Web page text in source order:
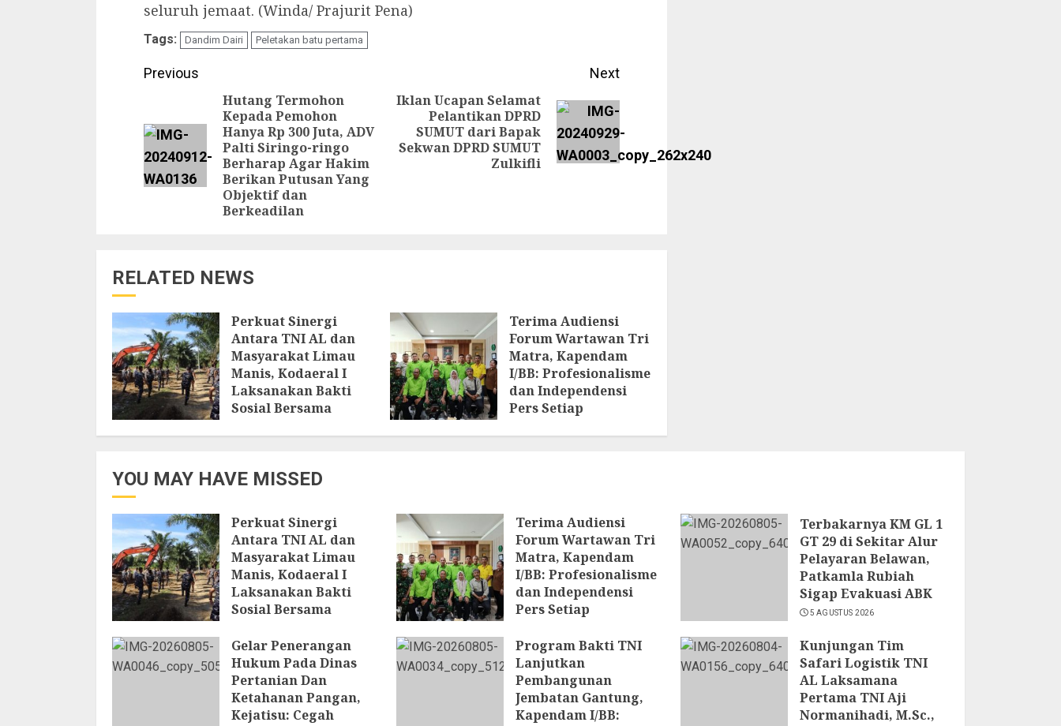
seluruh jemaat. (Winda/ Prajurit Pena)
Tags: Dandim Dairi Peletakan batu pertama
Continue
Previous
Previous
Hutang Termohon
Kepada Pemohon
Hanya Rp 300 Juta, ADV
Palti Siringo-ringo
Berharap Agar Hakim
Berikan Putusan Yang
Objektif dan
Berkeadilan
Next
post:
Iklan Ucapan Selamat
Pelantikan DPRD
SUMUT dari Bapak
Sekwan DPRD SUMUT
Zulkifli
RELATED NEWS
Perkuat Sinergi
Antara TNI AL dan
Masyarakat Limau
Manis, Kodaeral I
Laksanakan Bakti
Sosial Bersama
Terima Audiensi
Forum Wartawan Tri
Matra, Kapendam
I/BB: Profesionalisme
dan Independensi
Pers Setiap
YOU MAY HAVE MISSED
Perkuat Sinergi
Antara TNI AL dan
Masyarakat Limau
Manis, Kodaeral I
Laksanakan Bakti
Sosial Bersama
6 AGUSTUS 2026
Terima Audiensi
Forum Wartawan Tri
Matra, Kapendam
I/BB: Profesionalisme
dan Independensi
Pers Setiap
6 AGUSTUS 2026
Terbakarnya KM GL 1
GT 29 di Sekitar Alur
Pelayaran Belawan,
Patkamla Rubiah
Sigap Evakuasi ABK
5 AGUSTUS 2026
Gelar Penerangan
Hukum Pada Dinas
Pertanian Dan
Ketahanan Pangan,
Kejatisu: Cegah
Program Bakti TNI
Lanjutkan
Pembangunan
Jembatan Gantung,
Kapendam I/BB:
Kunjungan Tim
Safari Logistik TNI
AL Laksamana
Pertama TNI Aji
Normanihadi, M.Sc.,